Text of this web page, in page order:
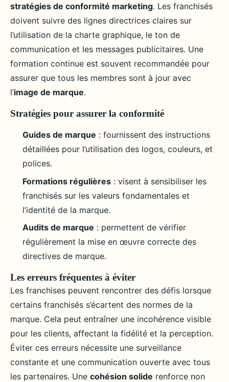
stratégies de conformité marketing. Les franchisés
doivent suivre des lignes directrices claires sur
l’utilisation de la charte graphique, le ton de
communication et les messages publicitaires. Une
formation continue est souvent recommandée pour
assurer que tous les membres sont à jour avec
l’image de marque.
Stratégies pour assurer la conformité
Guides de marque : fournissent des instructions
détaillées pour l’utilisation des logos, couleurs, et
polices.
Formations régulières : visent à sensibiliser les
franchisés sur les valeurs fondamentales et
l’identité de la marque.
Audits de marque : permettent de vérifier
régulièrement la mise en œuvre correcte des
directives de marque.
Les erreurs fréquentes à éviter
Les franchises peuvent rencontrer des défis lorsque
certains franchisés s’écartent des normes de la
marque. Cela peut entraîner une incohérence visible
pour les clients, affectant la fidélité et la perception.
Éviter ces erreurs nécessite une surveillance
constante et une communication ouverte avec tous
les partenaires. Une cohésion solide renforce non